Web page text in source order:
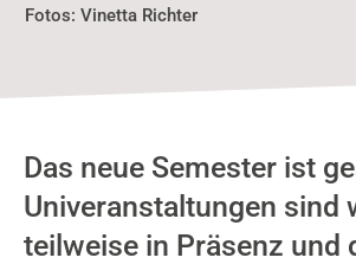
Fotos:Vinetta Richter
Das neue Semester ist
Univeranstaltungen sind
teilweise in Präsenz und